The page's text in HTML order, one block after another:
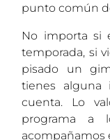
punto común
No importa si
temporada, si
pisado un
tienes alguna
cuenta. Lo
programa a
acompañamos